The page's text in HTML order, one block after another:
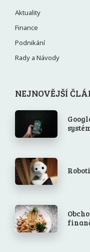
Aktuality
Finance
Podnikání
Rady a Návody
NEJNOVĚJŠÍ